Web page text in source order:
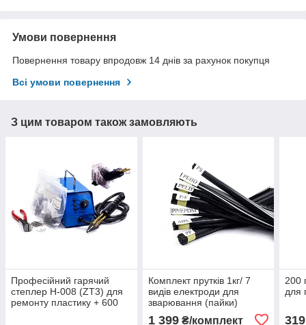
Умови повернення
Повернення товару впродовж 14 днів за рахунок покупця
Всі умови повернення
З цим товаром також замовляють
Професійний гарячий
степлер Н-008 (ZT3) для
ремонту пластику + 600
Комплект прутків 1кг/ 7
видів електроди для
зварювання (пайки)
1 399₴/комплект
200
для
319